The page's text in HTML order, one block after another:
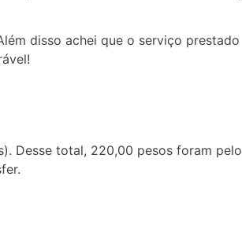
disso achei que o serviço prestado
Desse total, 220,00 pesos foram pelo